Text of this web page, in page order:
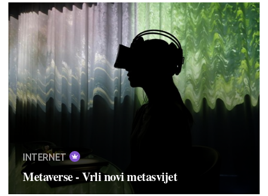
INTERNET
Metaverse - Vrli novi metasvijet